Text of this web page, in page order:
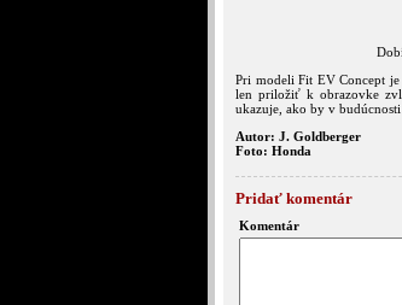
Pri modeli Fit EV Concept
len priložiť k obrazovke
ukazuje, ako by v
Autor: J. Goldberger
Foto: Honda
Pridať komentár
Komentár